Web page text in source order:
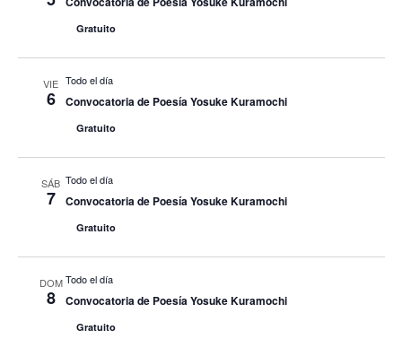
Gratuito
VIE
6
Todo el día
Convocatoria de Poesía Yosuke Kuramochi
Gratuito
SÁB
7
Todo el día
Convocatoria de Poesía Yosuke Kuramochi
Gratuito
DOM
8
Todo el día
Convocatoria de Poesía Yosuke Kuramochi
Gratuito